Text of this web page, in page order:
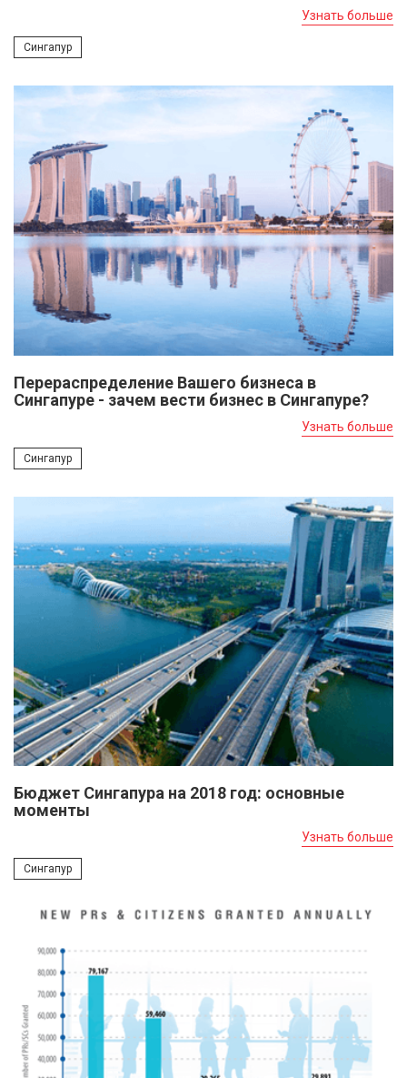
Узнать больше
Сингапур
Перераспределение Вашего бизнеса в
Сингапуре - зачем вести бизнес в Сингапуре?
Узнать больше
Сингапур
Бюджет Сингапура на 2018 год: основные
моменты
Узнать больше
Сингапур